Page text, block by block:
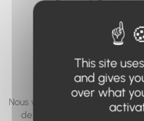
vous
accéder
pas...
Nous vous invitons à utiliser le
de page, ou à utiliser le
This site
and gives
over what